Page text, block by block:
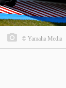
© Yamaha Media